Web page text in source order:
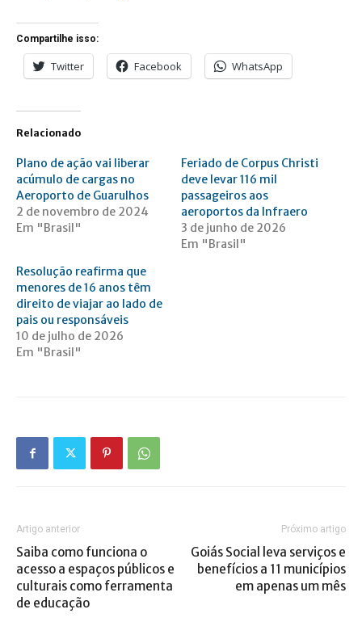
Compartilhe isso:
Twitter Facebook WhatsApp
Relacionado
Plano de ação vai liberar
acúmulo de cargas no
Aeroporto de Guarulhos
2 de novembro de 2024
Em "Brasil"
Feriado de Corpus Christi
deve levar 116 mil
passageiros aos
aeroportos da Infraero
3 de junho de 2026
Em "Brasil"
Resolução reafirma que
menores de 16 anos têm
direito de viajar ao lado de
pais ou responsáveis
10 de julho de 2026
Em "Brasil"
Artigo anterior
Saiba como funciona o
acesso a espaços públicos e
culturais como ferramenta
de educação
Próximo artigo
Goiás Social leva serviços e
benefícios a 11 municípios
em apenas um mês